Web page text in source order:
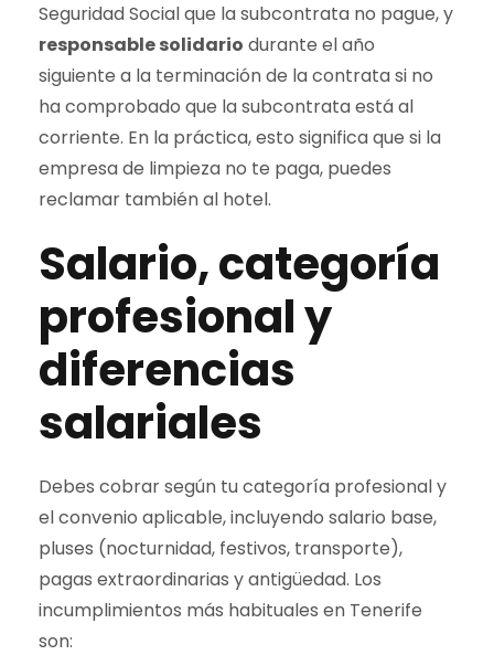
Seguridad Social que la subcontrata no pague, y
responsable solidario durante el año
siguiente a la terminación de la contrata si no
ha comprobado que la subcontrata está al
corriente. En la práctica, esto significa que si la
empresa de limpieza no te paga, puedes
reclamar también al hotel.
Salario, categoría
profesional y
diferencias
salariales
Debes cobrar según tu categoría profesional y
el convenio aplicable, incluyendo salario base,
pluses (nocturnidad, festivos, transporte),
pagas extraordinarias y antigüedad. Los
incumplimientos más habituales en Tenerife
son: